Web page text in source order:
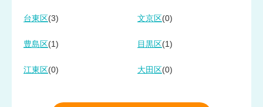
台東区 (3) 文京区 (0)
豊島区 (1) 目黒区 (1)
江東区 (0) 大田区 (0)